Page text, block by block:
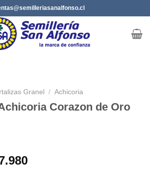
Granel / Achicoria
Corazon de Oro
Rango